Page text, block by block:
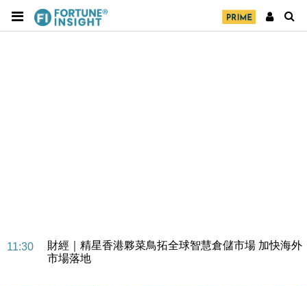
11:30
財經｜精星香港夥菜鳥拓全球智慧倉儲市場 加快海外
市場落地